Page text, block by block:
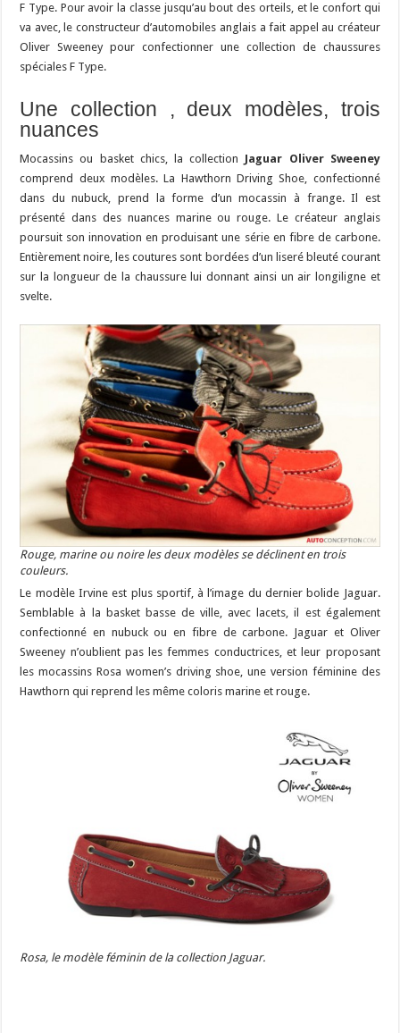
F Type. Pour avoir la classe jusqu’au bout des orteils, et le confort qui
va avec, le constructeur d’automobiles anglais a fait appel au créateur
Oliver Sweeney pour confectionner une collection de chaussures
spéciales F Type.
Une collection , deux modèles, trois
nuances
Mocassins ou basket chics, la collection Jaguar Oliver Sweeney
comprend deux modèles. La Hawthorn Driving Shoe, confectionné
dans du nubuck, prend la forme d’un mocassin à frange. Il est
présenté dans des nuances marine ou rouge. Le créateur anglais
poursuit son innovation en produisant une série en fibre de carbone.
Entièrement noire, les coutures sont bordées d’un liseré bleuté courant
sur la longueur de la chaussure lui donnant ainsi un air longiligne et
svelte.
Rouge, marine ou noire les deux modèles se déclinent en trois
couleurs.
Le modèle Irvine est plus sportif, à l’image du dernier bolide Jaguar.
Semblable à la basket basse de ville, avec lacets, il est également
confectionné en nubuck ou en fibre de carbone. Jaguar et Oliver
Sweeney n’oublient pas les femmes conductrices, et leur proposant
les mocassins Rosa women’s driving shoe, une version féminine des
Hawthorn qui reprend les même coloris marine et rouge.
Rosa, le modèle féminin de la collection Jaguar.